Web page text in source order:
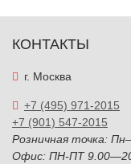
КОНТАКТЫ
г. Москва
+7 (495) 971-2015
+7 (901) 547-2015
Розничная точка:
Офис: ПН-ПТ